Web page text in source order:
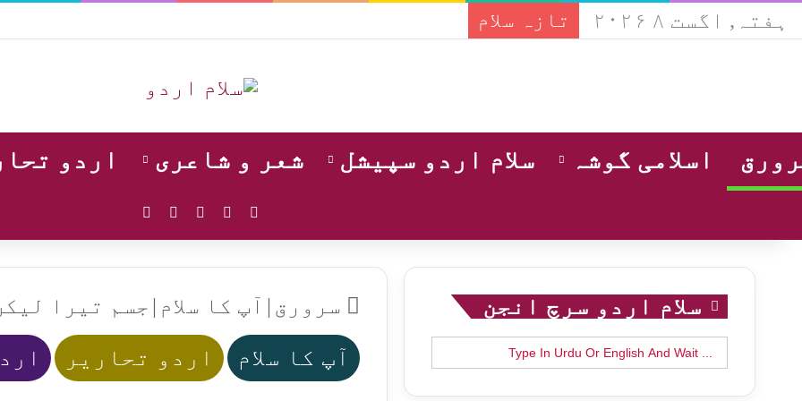
ہفتہ, اگست ۸ ۲۰۲۶ تازہ سلام
اسلامی گوشہ سلام اردو سپیشل شعر و شاعری اردو
Facebook
YouTube
Instagram
سرورق | آپ کا سلام | جسم تیرا
آپ کا سلام اردو تحاریر
سلام اردو سرچ انجن
Search
for: